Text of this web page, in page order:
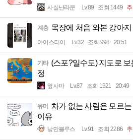
사실난라쿤 Lv.89 조회 1449
계층 목장에 처음 와본 강아지
아이스티이 Lv.32 조회 998 20:51
기타 (스포?일수도) 지도로
정
옆사마 Lv.87 조회 1521 20:49
유머 차가 없는 사람은 모르
이유
낭만블루스 Lv.91 조회 2286